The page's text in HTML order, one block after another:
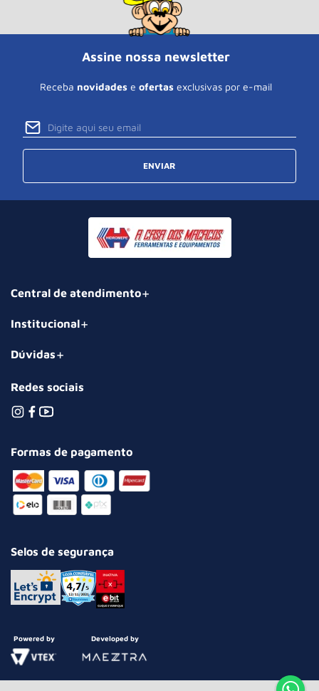
Assine nossa newsletter
Receba novidades e ofertas exclusivas por e-mail
ENVIAR
Central de atendimento
Institucional
Dúvidas
Redes sociais
Formas de pagamento
Selos de segurança
Powered by Developed by